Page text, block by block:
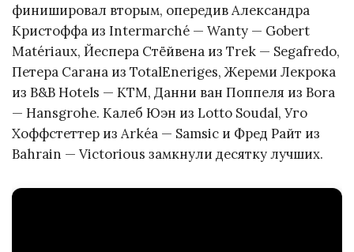
финишировал вторым, опередив Александра
Кристоффа из Intermarché — Wanty — Gobert
Matériaux, Йеспера Стёйвена из Trek — Segafredo,
Петера Сагана из TotalEneriges, Жереми Лекрока
из B&B Hotels — KTM, Данни ван Поппеля из Bora
— Hansgrohe. Калеб Юэн из Lotto Soudal, Уго
Хоффстеттер из Arkéa — Samsic и Фред Райт из
Bahrain — Victorious замкнули десятку лучших.